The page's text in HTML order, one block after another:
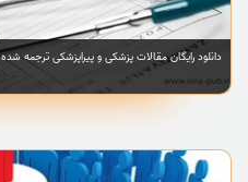
دانلود رایگان مقالات پزشکی و پیراپزشکی ترجمه شده